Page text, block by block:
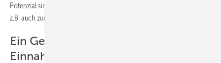
Potenzial sinnvoll in die Stromlandschaft eingebunden werden kann,
z.B. auch zur Abdeckung der Spitzenlast.
Ein Gerätehersteller wirbt mit hohen
Einnahmen